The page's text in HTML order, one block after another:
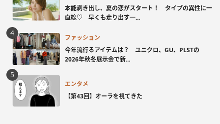
本能剥き出し、夏の恋がスタート！ タイプの異性に一
直線♡ 早くも走り出す一...
ファッション
今年流行るアイテムは？ ユニクロ、GU、PLSTの
2026年秋冬展示会で新...
エンタメ
【第43回】オーラを視てきた